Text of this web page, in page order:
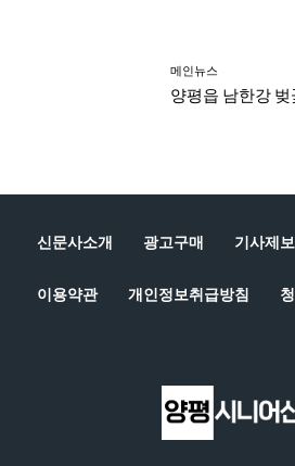
신문사소개 광고구매 기사제보
이용약관 개인정보취급방침